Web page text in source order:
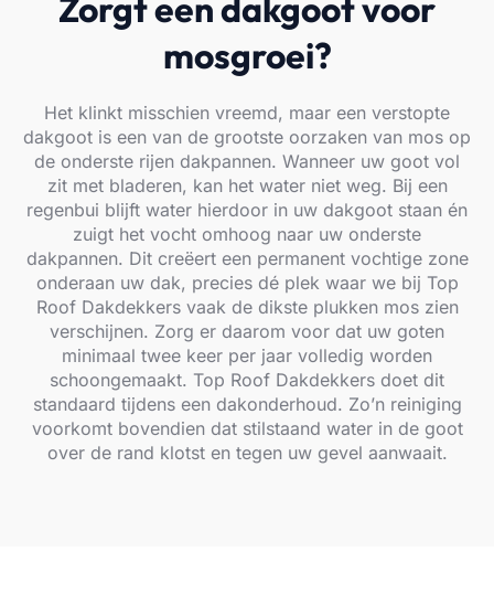
mosgroei?
Het klinkt misschien vreemd, maar een verstopte
dakgoot is een van de grootste oorzaken van mos op
de onderste rijen dakpannen. Wanneer uw goot vol
zit met bladeren, kan het water niet weg. Bij een
regenbui blijft water hierdoor in uw dakgoot staan én
zuigt het vocht omhoog naar uw onderste
dakpannen. Dit creëert een permanent vochtige zone
onderaan uw dak, precies dé plek waar we bij Top
Roof Dakdekkers vaak de dikste plukken mos zien
verschijnen. Zorg er daarom voor dat uw goten
minimaal twee keer per jaar volledig worden
schoongemaakt. Top Roof Dakdekkers doet dit
standaard tijdens een dakonderhoud. Zo’n reiniging
voorkomt bovendien dat stilstaand water in de goot
over de rand klotst en tegen uw gevel aanwaait.